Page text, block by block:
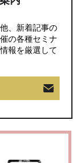
、新着記事の
の各種セミナ
報を厳選して